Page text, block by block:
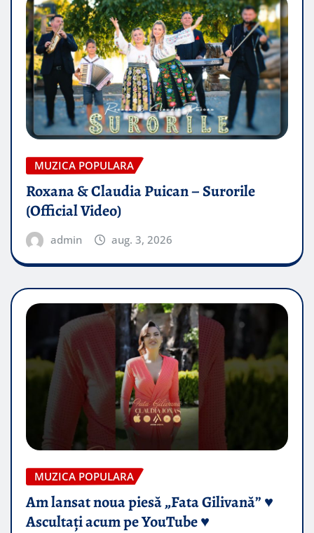
MUZICA POPULARA
Roxana & Claudia Puican – Surorile
(Official Video)
admin aug. 3, 2026
MUZICA POPULARA
Am lansat noua piesă „Fata Gilivană” ♥️
Ascultați acum pe YouTube ♥️